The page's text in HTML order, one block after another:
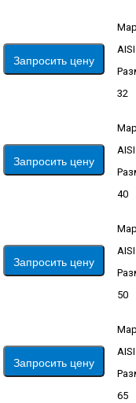
Запросить цену
32
Запросить цену
40
Запросить цену
50
Запросить цену
65